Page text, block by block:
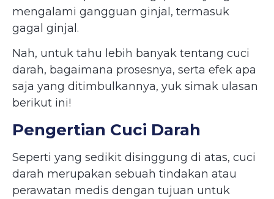
mengalami gangguan ginjal, termasuk
gagal ginjal.
Nah, untuk tahu lebih banyak tentang cuci
darah, bagaimana prosesnya, serta efek apa
saja yang ditimbulkannya, yuk simak ulasan
berikut ini!
Pengertian Cuci Darah
Seperti yang sedikit disinggung di atas, cuci
darah merupakan sebuah tindakan atau
perawatan medis dengan tujuan untuk